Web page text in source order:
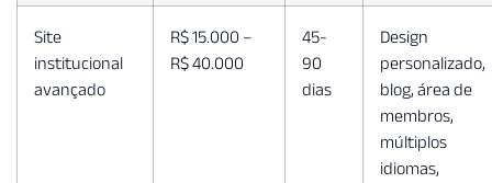
Site
institucional
avançado
R$ 15.000 –
R$ 40.000
45-
90
dias
Design
personalizado,
blog, área de
membros,
múltiplos
idiomas,